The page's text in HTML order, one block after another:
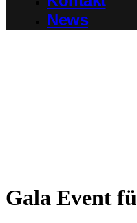
News
Gala Event